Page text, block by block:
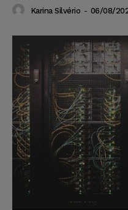
Karina Silvério - 06/08/